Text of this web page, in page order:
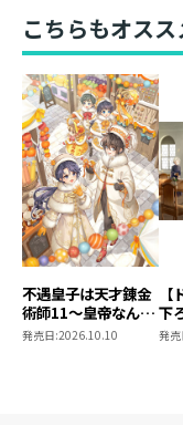
こちらもオスス
不遇皇子は天才錬金
術師11～皇帝なんて
柄じゃないので弟妹
発売日:2026.10.10
下
て
発